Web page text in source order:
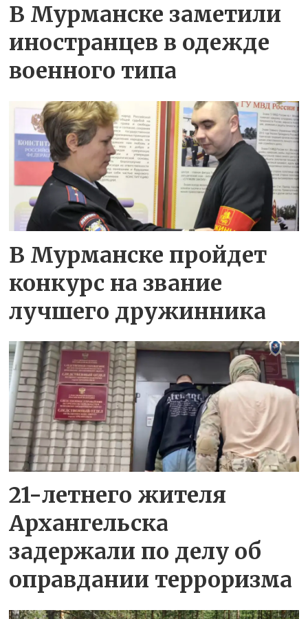
В Мурманске заметили
иностранцев в одежде
военного типа
В Мурманске пройдет
конкурс на звание
лучшего дружинника
21-летнего жителя
Архангельска
задержали по делу об
оправдании терроризма